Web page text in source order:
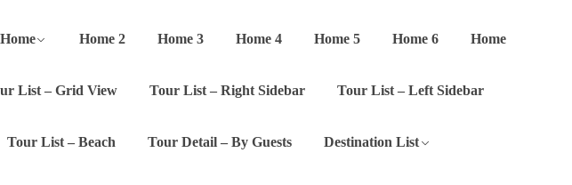
Home Home 2 Home 3 Home 4 Home 5 Home 6 Home
List – Grid View Tour List – Right Sidebar Tour List – Left Sidebar
Tour List – Beach Tour Detail – By Guests Destination List